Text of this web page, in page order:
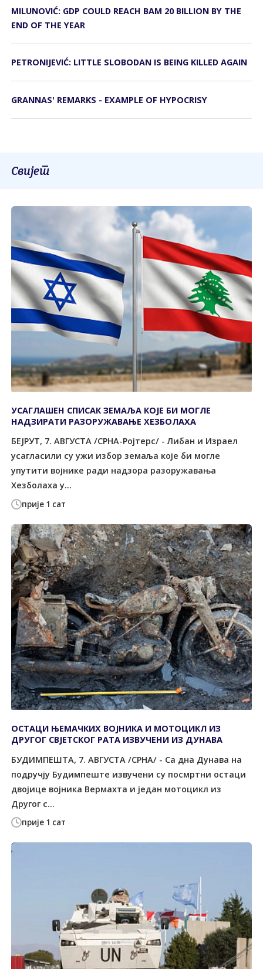
MILUNOVIĆ: GDP COULD REACH BAM 20 BILLION BY THE
END OF THE YEAR
PETRONIJEVIĆ: LITTLE SLOBODAN IS BEING KILLED AGAIN
GRANNAS' REMARKS - EXAMPLE OF HYPOCRISY
Свијет
прије 1 сат
УСАГЛАШЕН СПИСАК ЗЕМАЉА КОЈЕ БИ МОГЛЕ
НАДЗИРАТИ РАЗОРУЖАВАЊЕ ХЕЗБОЛАХА
БЕЈРУТ, 7. АВГУСТА /СРНА-Ројтерс/ - Либан и Израел
усагласили су ужи избор земаља које би могле
упутити војнике ради надзора разоружавања
Хезболаха у...
прије 1 сат
ОСТАЦИ ЊЕМАЧКИХ ВОЈНИКА И МОТОЦИКЛ ИЗ
ДРУГОГ СВЈЕТСКОГ РАТА ИЗВУЧЕНИ ИЗ ДУНАВА
БУДИМПЕШТА, 7. АВГУСТА /СРНА/ - Са дна Дунава на
подручју Будимпеште извучени су посмртни остаци
двојице војника Вермахта и један мотоцикл из
Другог с...